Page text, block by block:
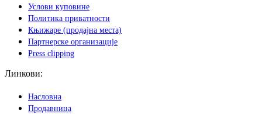
Услови куповине
Политика приватности
Књижаре (продајна места)
Партнерске организације
Press clipping
Линкови:
Насловна
Продавница